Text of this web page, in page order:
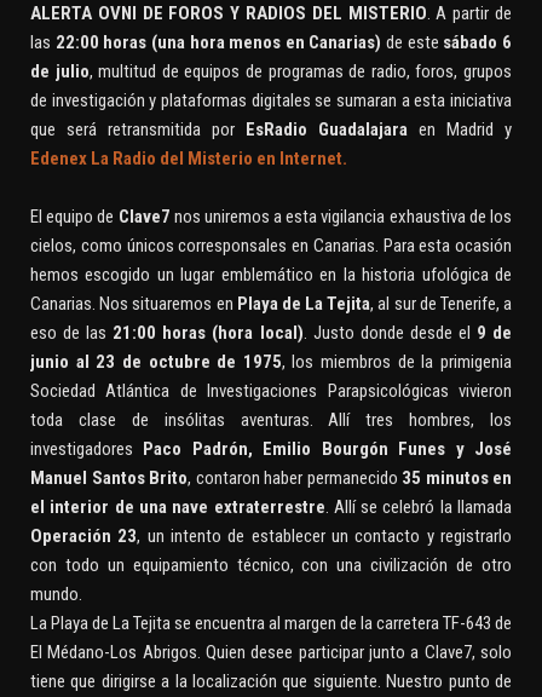
ALERTA OVNI DE FOROS Y RADIOS DEL MISTERIO. A partir de
las 22:00 horas (una hora menos en Canarias) de este sábado 6
de julio, multitud de equipos de programas de radio, foros, grupos
de investigación y plataformas digitales se sumaran a esta iniciativa
que será retransmitida por EsRadio Guadalajara en Madrid y
Edenex La Radio del Misterio en Internet.
El equipo de Clave7 nos uniremos a esta vigilancia exhaustiva de los
cielos, como únicos corresponsales en Canarias. Para esta ocasión
hemos escogido un lugar emblemático en la historia ufológica de
Canarias. Nos situaremos en Playa de La Tejita, al sur de Tenerife, a
eso de las 21:00 horas (hora local). Justo donde desde el 9 de
junio al 23 de octubre de 1975, los miembros de la primigenia
Sociedad Atlántica de Investigaciones Parapsicológicas vivieron
toda clase de insólitas aventuras. Allí tres hombres, los
investigadores Paco Padrón, Emilio Bourgón Funes y José
Manuel Santos Brito, contaron haber permanecido 35 minutos en
el interior de una nave extraterrestre. Allí se celebró la llamada
Operación 23, un intento de establecer un contacto y registrarlo
con todo un equipamiento técnico, con una civilización de otro
mundo.
La Playa de La Tejita se encuentra al margen de la carretera TF-643 de
El Médano-Los Abrigos. Quien desee participar junto a Clave7, solo
tiene que dirigirse a la localización que siguiente. Nuestro punto de